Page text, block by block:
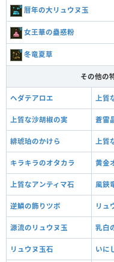
暦年の大リュウヌ玉
女王華の蠱惑粉
冬竜夏草
その他の
ヘダテアロエ 上
上質な沙胡椒の実 蒼雷
緋琥珀のかけら 上質
キラキラのオタカラ 黄金
上質なアンティマ石 風鋏
逆鱗の飾りツボ リュ
源流のリュウヌ玉 乳白
リュウヌ玉石 いに